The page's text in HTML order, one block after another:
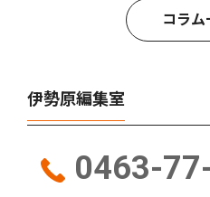
コラム
伊勢原編集室
0463-